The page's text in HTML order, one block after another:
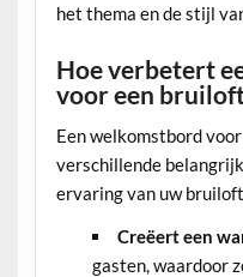
het thema en de stijl
Hoe verbetert
voor een
Een welkomstbord
verschillende
ervaring van uw
Creëert een
gasten, waardoor